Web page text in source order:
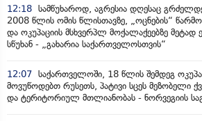
12:18 სამწუხაროდ, აგრესია დღესაც
2008 წლის ომის წლისთავზე, „ოცნების“
და ოკუპაციის მსხვერპლ მოქალაქეებზე
სწუხან - „გახარია საქართველოსთვის“
12:07 საქართველოში, 18 წლის შემდეგ
მოვუწოდებთ რუსეთს, პატივი სცეს მეზობელი
და ტერიტორიულ მთლიანობას - ნორვეგიის